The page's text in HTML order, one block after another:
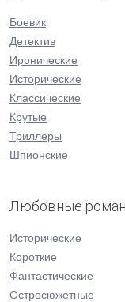
Боевик
Детектив
Иронические
Исторические
Классические
Крутые
Триллеры
Шпионские
Любовные
Исторические
Короткие
Фантастические
Остросюжетные